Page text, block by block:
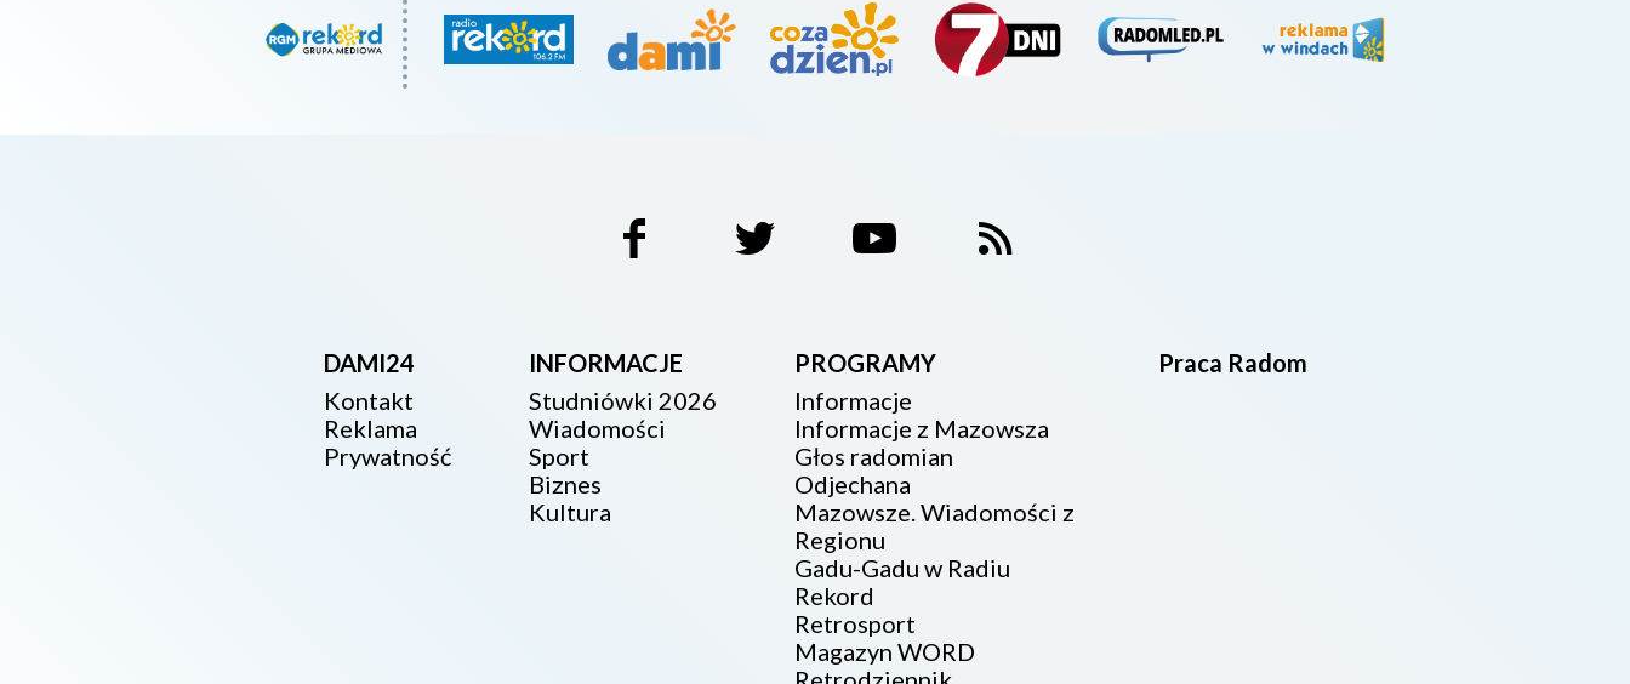
DAMI24
Kontakt
Reklama
Prywatność
INFORMACJE
Studniówki 2026
Wiadomości
Sport
Biznes
Kultura
PROGRAMY
Informacje
Informacje z Mazowsza
Głos radomian
Odjechana
Mazowsze. Wiadomości z
Regionu
Gadu-Gadu w Radiu
Rekord
Retrosport
Magazyn WORD
Praca Radom